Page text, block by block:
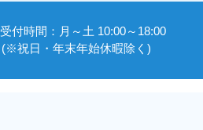
受付時間：月～土 10:00～18:00
(※祝日・年末年始休暇除く)